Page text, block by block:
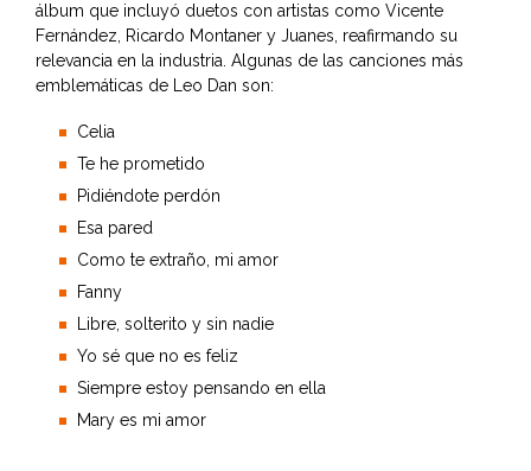
álbum que incluyó duetos con artistas como Vicente
Fernández, Ricardo Montaner y Juanes, reafirmando su
relevancia en la industria. Algunas de las canciones más
emblemáticas de Leo Dan son:
Celia
Te he prometido
Pidiéndote perdón
Esa pared
Como te extraño, mi amor
Fanny
Libre, solterito y sin nadie
Yo sé que no es feliz
Siempre estoy pensando en ella
Mary es mi amor